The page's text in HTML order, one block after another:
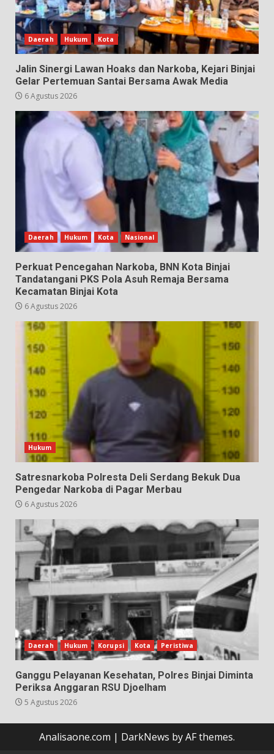
Daerah Hukum Kota
Jalin Sinergi Lawan Hoaks dan Narkoba, Kejari Binjai
Gelar Pertemuan Santai Bersama Awak Media
6 Agustus 2026
Daerah Hukum Kota Nasional
Perkuat Pencegahan Narkoba, BNN Kota Binjai
Tandatangani PKS Pola Asuh Remaja Bersama
Kecamatan Binjai Kota
6 Agustus 2026
Hukum
Satresnarkoba Polresta Deli Serdang Bekuk Dua
Pengedar Narkoba di Pagar Merbau
6 Agustus 2026
Daerah Hukum Korupsi Kota Peristiwa
Ganggu Pelayanan Kesehatan, Polres Binjai Diminta
Periksa Anggaran RSU Djoelham
5 Agustus 2026
Analisaone.com | DarkNews by AF themes.